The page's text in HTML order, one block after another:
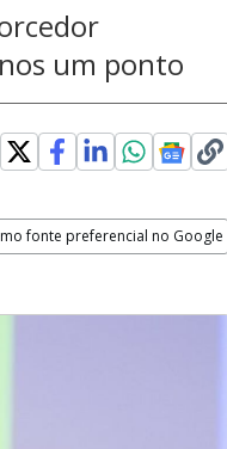
um ponto
fonte preferencial no Google